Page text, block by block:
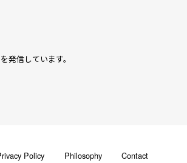
発信しています。
Policy Philosophy Contact